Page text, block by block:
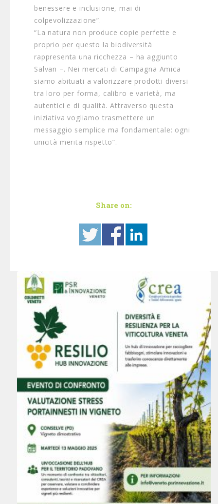
benessere e inclusione, mai di
colpevolizzazione”.
“La natura non produce copie perfette e
proprio per questo la biodiversità
rappresenta una ricchezza – ha aggiunto
Salvan –. Nei mercati di Campagna Amica
siamo abituati a valorizzare prodotti diversi
tra loro per forma, calibro e varietà, ma
autentici e di qualità. Attraverso questa
iniziativa vogliamo trasmettere un
messaggio semplice ma fondamentale: ogni
unicità merita rispetto”.
Share on: